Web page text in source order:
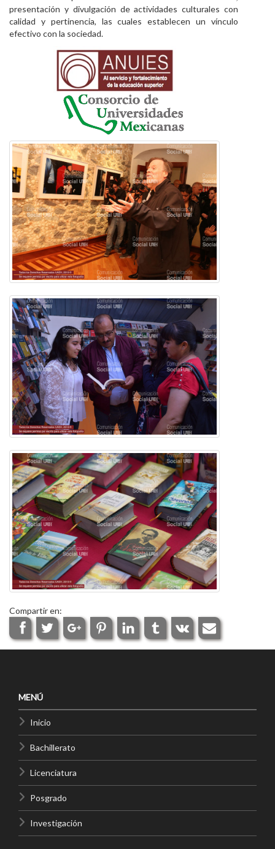
presentación y divulgación de actividades culturales con
calidad y pertinencia, las cuales establecen un vínculo
efectivo con la sociedad.
Compartir en:
MENÚ
Inicio
Bachillerato
Licenciatura
Posgrado
Investigación